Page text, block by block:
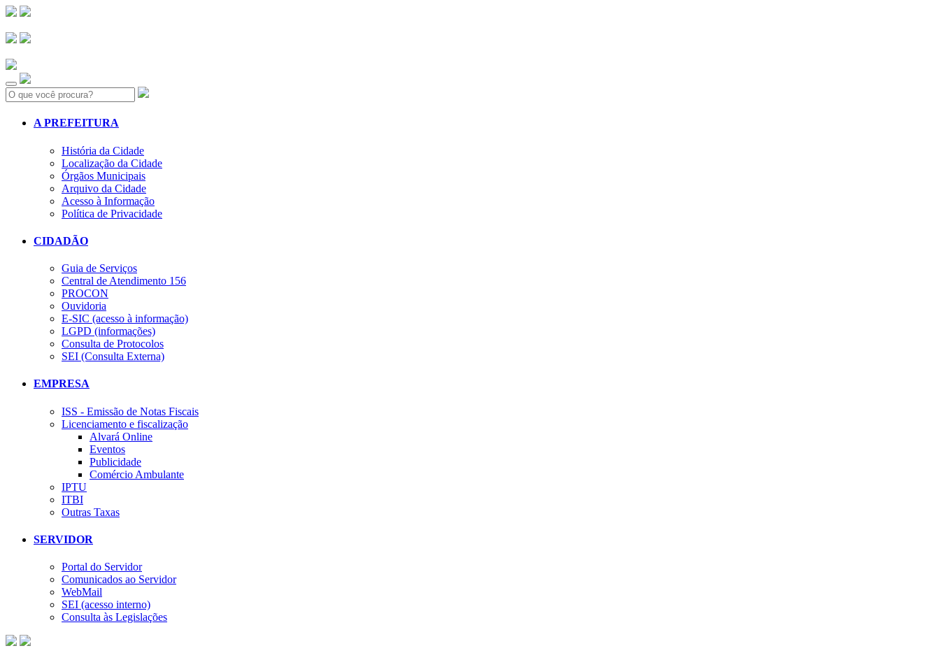
Search:
A PREFEITURA
História da Cidade
Localização da Cidade
Órgãos Municipais
Arquivo da Cidade
Acesso à Informação
Política de Privacidade
CIDADÃO
Guia de Serviços
Central de Atendimento 156
PROCON
Ouvidoria
E-SIC (acesso à informação)
LGPD (informações)
Consulta de Protocolos
SEI (Consulta Externa)
EMPRESA
ISS - Emissão de Notas Fiscais
Licenciamento e fiscalização
Alvará Online
Eventos
Publicidade
Comércio Ambulante
IPTU
ITBI
Outras Taxas
SERVIDOR
Portal do Servidor
Comunicados ao Servidor
WebMail
SEI (acesso interno)
Consulta às Legislações